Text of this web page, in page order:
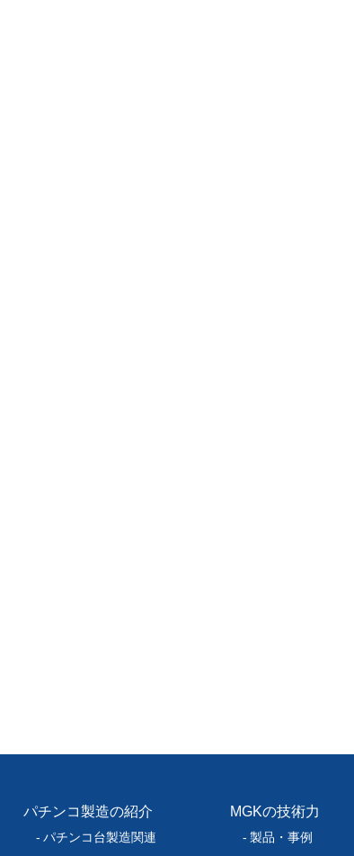
パチンコ製造の紹介
パチンコ台製造関連
MGKの技術力
製品・事例